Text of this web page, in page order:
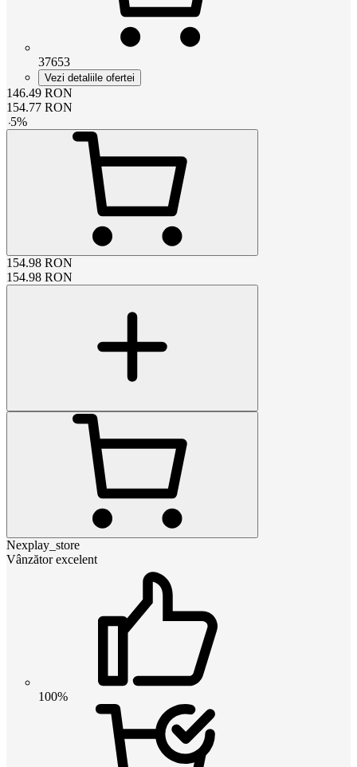
37653
Vezi detaliile ofertei
146.49 RON
154.77 RON
-5%
154.98 RON
154.98 RON
Nexplay_store
Vânzător excelent
100%